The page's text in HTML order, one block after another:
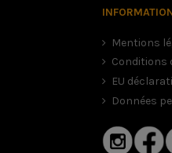
Mentions
Conditions
EU
Données